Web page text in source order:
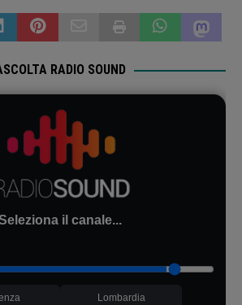
RADIO SOUND
il canale...
Lombardia